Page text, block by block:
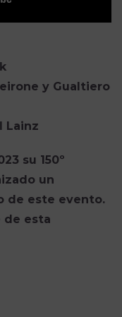
y Gualtiero
Lainz
su 150º
un
de este evento.
de esta